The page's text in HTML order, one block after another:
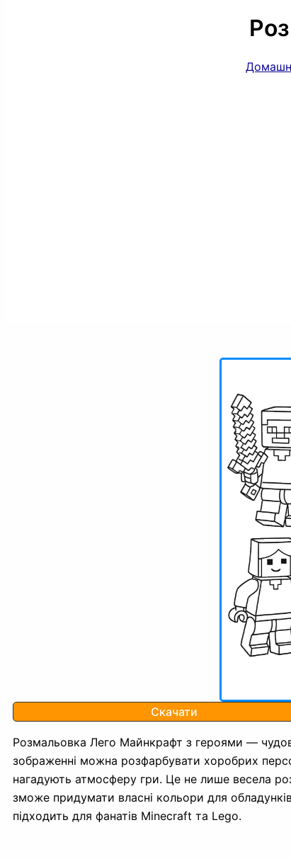
Скачати
Розмальовка Лего Майнкрафт з героями —
зображенні можна розфарбувати хоробрих
нагадують атмосферу гри. Це не лише весела
зможе придумати власні кольори для
підходить для фанатів Minecraft та Lego.